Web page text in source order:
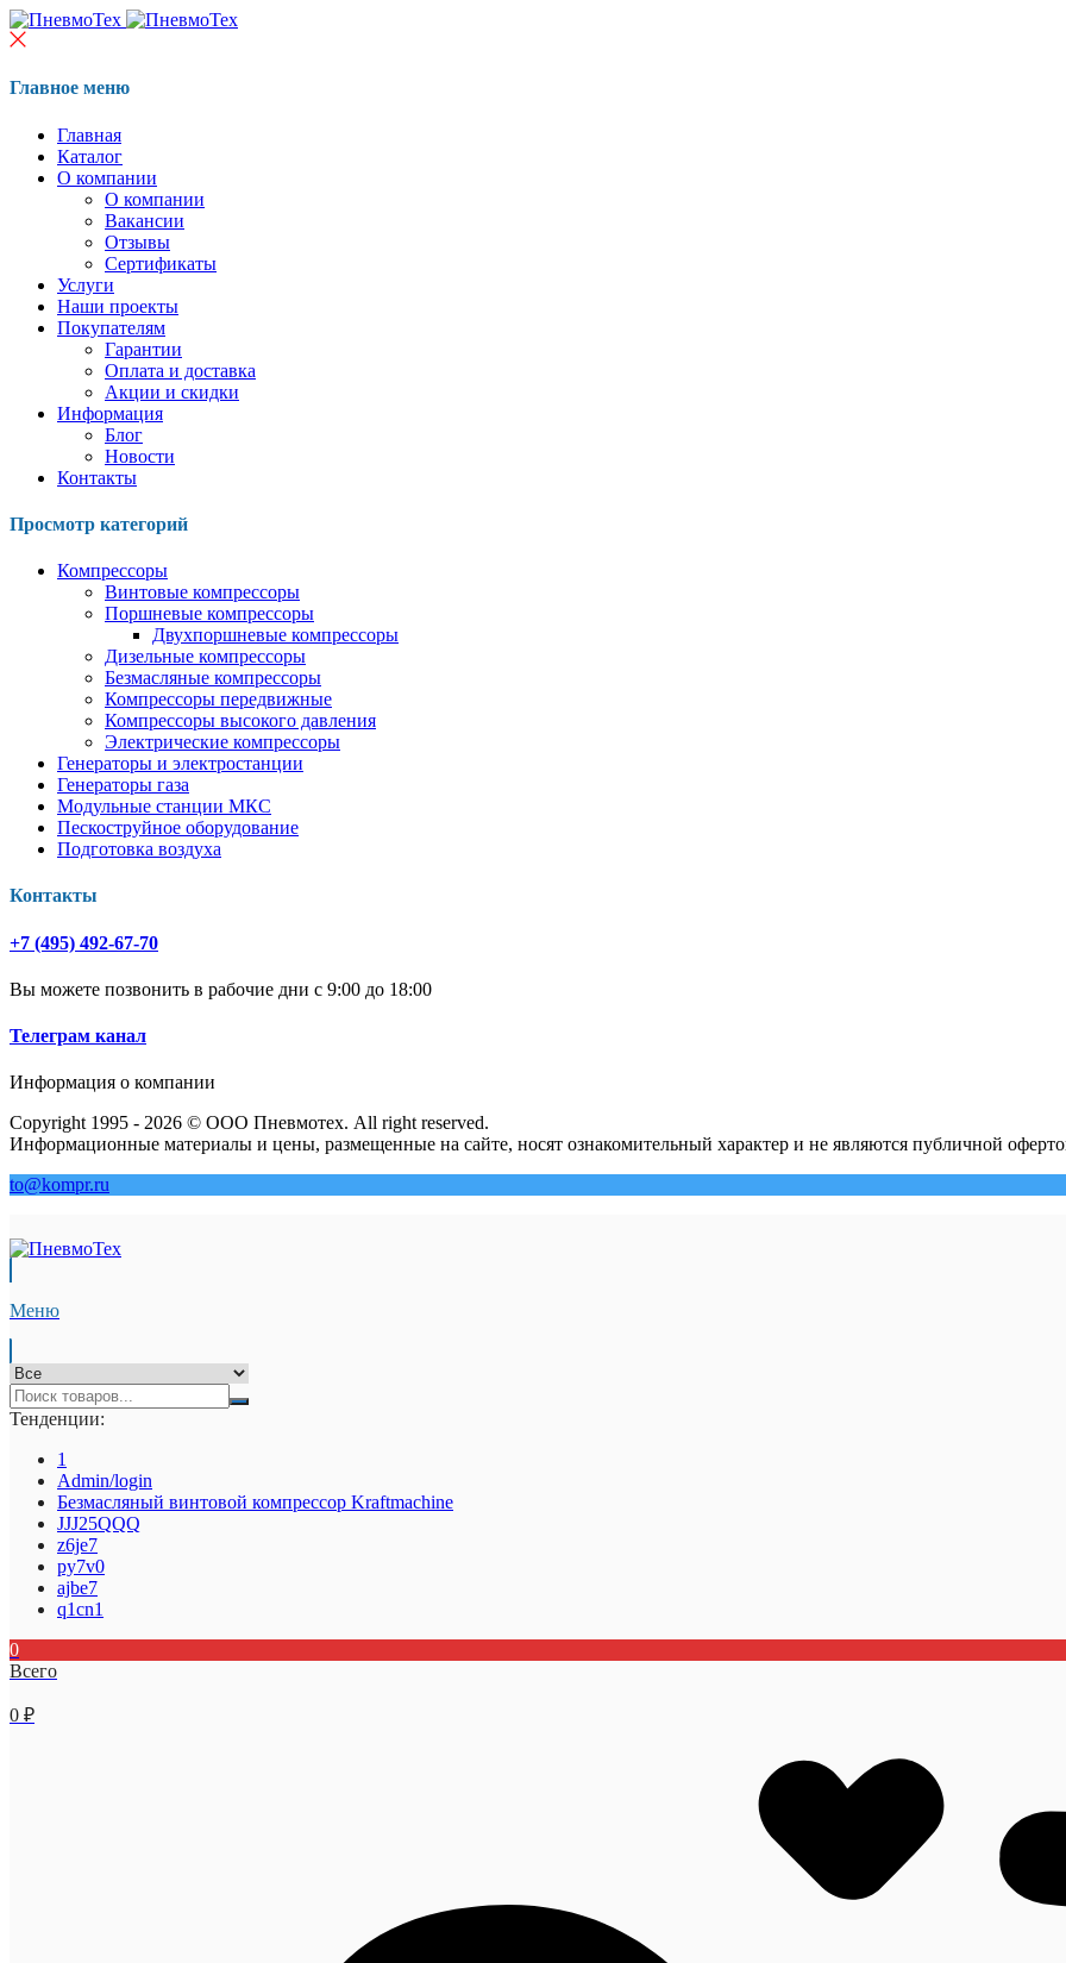
Главное меню
Главная
Каталог
О компании
О компании
Вакансии
Отзывы
Сертификаты
Услуги
Наши проекты
Покупателям
Гарантии
Оплата и доставка
Акции и скидки
Информация
Блог
Новости
Контакты
Просмотр категорий
Компрессоры
Винтовые компрессоры
Поршневые компрессоры
Двухпоршневые компрессоры
Дизельные компрессоры
Безмасляные компрессоры
Компрессоры передвижные
Компрессоры высокого давления
Электрические компрессоры
Генераторы и электростанции
Генераторы газа
Модульные станции МКС
Пескоструйное оборудование
Подготовка воздуха
Контакты
+7 (495) 492-67-70
Вы можете позвонить в рабочие дни с 9:00 до 18:00
Телеграм канал
Информация о компании
Copyright 1995 - 2026 © ООО Пневмотех. All right reserved.
Информационные материалы и цены, размещенные на сайте, носят ознакомительный характер и не являются публичной
to@kompr.ru
Меню
Тенденции:
1
Admin/login
Безмасляный винтовой компрессор Kraftmaсhine
JJJ25QQQ
z6je7
py7v0
ajbe7
q1cn1
0
Всего
0 ₽